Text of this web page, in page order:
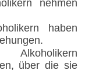
nehmen
haben
über die sie